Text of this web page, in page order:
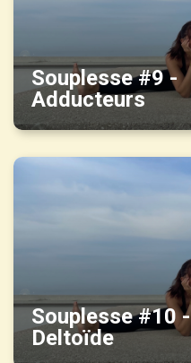
Souplesse #9 -
Adducteurs
Souplesse #10 -
Deltoïde